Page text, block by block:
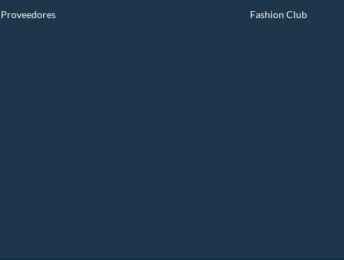
Proveedores
Fashion Club